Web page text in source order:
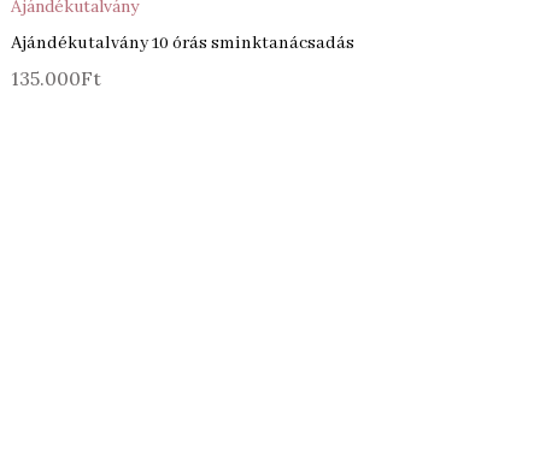
Ajándékutalvány
Ajándékutalvány 10 órás sminktanácsadás
135.000Ft